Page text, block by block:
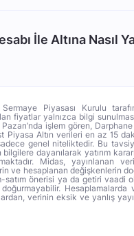
İle Altına Nasıl
Piyasası Kurulu
fiyatlar yalnızca bilgi
işlem gören,
Piyasa Altın verileri en az 15
sadece genel niteliktedir. Bu
dayanılarak yatırım
Midas, yayınlanan
ve hesaplanan değişkenlerin
satım önerisi ya da getiri
verinin eksik ve yanlış